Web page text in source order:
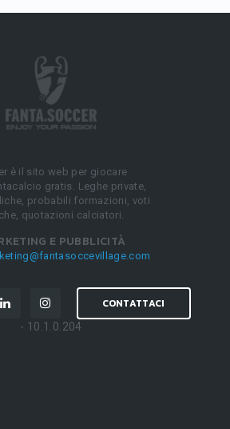
è il sito web per giocare
gratis. Leghe private,
probabili formazioni, voti
quotazioni calciatori.
E PUBBLICITÀ
CONTATTACI
- 10.1.0.204